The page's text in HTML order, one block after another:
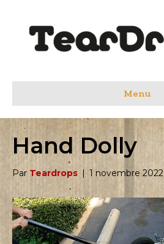
Menu
Hand Dolly
Par Teardrops | 1 novembre 2022